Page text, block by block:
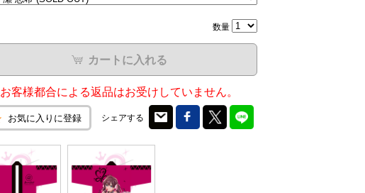
数量
カートに入れる
お客様都合による返品はお受けしていません。
お気に入りに登録 シェアする